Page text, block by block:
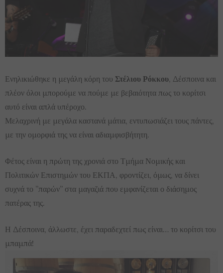
Ενηλικιώθηκε η μεγάλη κόρη του Στέλιου Ρόκκου, Δέσποινα και
πλέον όλοι μπορούμε να πούμε με βεβαιότητα πως το κορίτσι
αυτό είναι απλά υπέροχο.
Μελαχρινή με μεγάλα καστανά μάτια, εντυπωσιάζει τους πάντες,
με την ομορφιά της να είναι αδιαμφισβήτητη.
Φέτος είναι η πρώτη της χρονιά στο Τμήμα Νομικής και
Πολιτικών Επιστημών του ΕΚΠΑ, φροντίζει, όμως, να δίνει
συχνά το ”παρών” στα μαγαζιά που εμφανίζεται ο διάσημος
πατέρας της.
Η Δέσποινα, άλλωστε, έχει παραδεχτεί πως είναι… το κορίτσι του
μπαμπά!